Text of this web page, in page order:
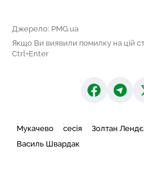
Джерело: PMG.ua
Якщо Ви виявили помилку на цій
Ctrl+Enter
Мукачево сесія Золтан
Василь Швардак